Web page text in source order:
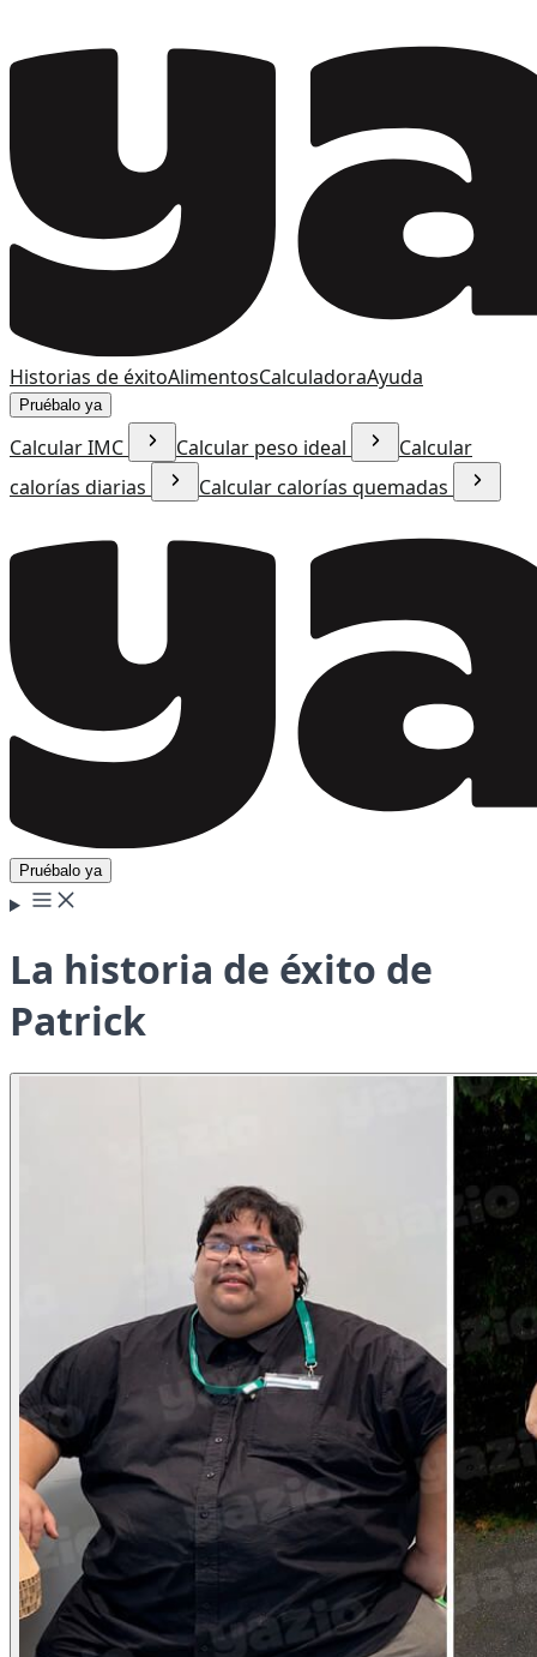
Historias de éxitoAlimentosCalculadoraAyuda
Pruébalo ya
Calcular IMC Calcular peso ideal
Calcular
calorías diarias
Calcular calorías quemadas
Pruébalo ya
La historia de éxito de
Patrick